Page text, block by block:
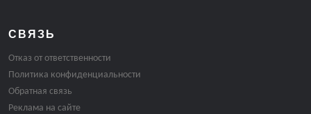
СВЯЗЬ
Отказ от ответственности
Политика конфиденциальности
Обратная связь
Реклама на сайте